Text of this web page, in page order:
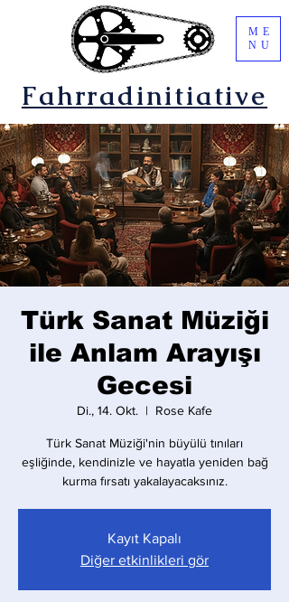
Fahrradinitiative
ME
NU
Türk Sanat Müziği
ile Anlam Arayışı
Gecesi
Di., 14. Okt.
  |
Rose Kafe
Türk Sanat Müziği'nin büyülü tınıları
eşliğinde, kendinizle ve hayatla yeniden bağ
kurma fırsatı yakalayacaksınız.
Kayıt Kapalı
Diğer etkinlikleri gör